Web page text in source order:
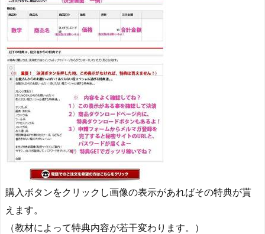
購入ボタンをクリックし画像の表示があればその特典が貰
えます。
（教材によって特典内容が若干変わります。）